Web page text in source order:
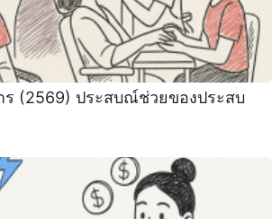
ร (2569) ประสบณ์ช่วยของประสบ